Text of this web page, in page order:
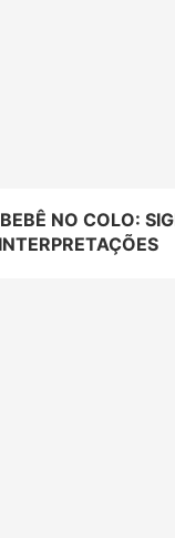
NO COLO:
INTERPRETAÇÕES